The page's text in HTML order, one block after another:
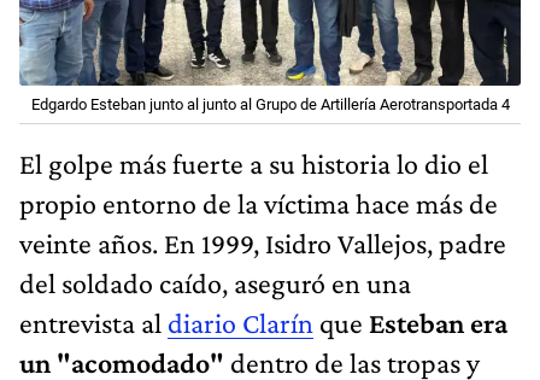
Edgardo Esteban junto al junto al Grupo de Artillería Aerotransportada 4
El golpe más fuerte a su historia lo dio el
propio entorno de la víctima hace más de
veinte años. En 1999, Isidro Vallejos, padre
del soldado caído, aseguró en una
entrevista al diario Clarín que Esteban era
un "acomodado" dentro de las tropas y